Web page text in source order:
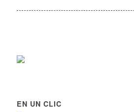
EN UN CLIC